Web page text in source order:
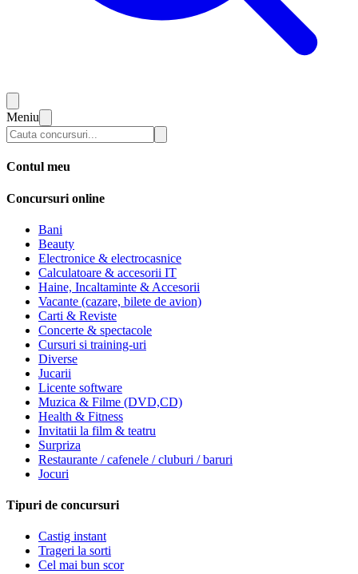
Meniu
Contul meu
Concursuri online
Bani
Beauty
Electronice & electrocasnice
Calculatoare & accesorii IT
Haine, Incaltaminte & Accesorii
Vacante (cazare, bilete de avion)
Carti & Reviste
Concerte & spectacole
Cursuri si training-uri
Diverse
Jucarii
Licente software
Muzica & Filme (DVD,CD)
Health & Fitness
Invitatii la film & teatru
Surpriza
Restaurante / cafenele / cluburi / baruri
Jocuri
Tipuri de concursuri
Castig instant
Trageri la sorti
Cel mai bun scor